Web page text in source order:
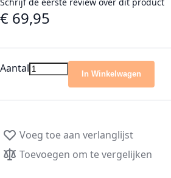
€ 69,95
Aantal In Winkelwagen
Voeg toe aan verlanglijst
Toevoegen om te vergelijken